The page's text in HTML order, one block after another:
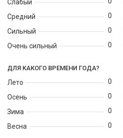
Слабый
Средний
Сильный
Очень сильный
0
0
0
ДЛЯ КАКОГО ВРЕМЕНИ ГОДА?
Лето
Осень
Зима
Весна
0
0
0
0